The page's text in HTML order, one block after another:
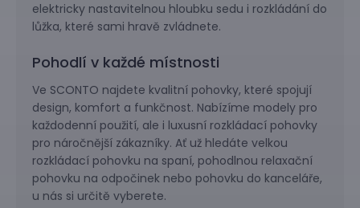
elektricky nastavitelnou hloubku sedu i rozkládání do
lůžka, které sami hravě zvládnete.
Pohodlí v každé místnosti
Ve SCONTO najdete kvalitní pohovky, které spojují
design, komfort a funkčnost. Nabízíme modely pro
každodenní použití, ale i luxusní rozkládací pohovky
pro náročnější zákazníky. Ať už hledáte velkou
rozkládací pohovku na spaní, pohodlnou relaxační
pohovku na odpočinek nebo pohovku do kanceláře,
u nás si určitě vyberete.